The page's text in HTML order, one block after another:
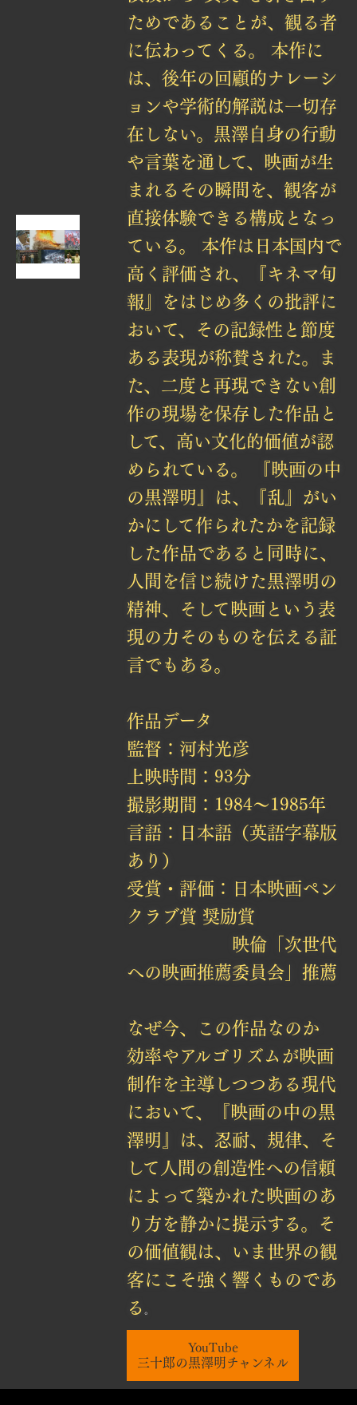
ためであることが、観る者
に伝わってくる。 本作に
は、後年の回顧的ナレーシ
ョンや学術的解説は一切存
在しない。黒澤自身の行動
や言葉を通して、映画が生
まれるその瞬間を、観客が
直接体験できる構成となっ
ている。 本作は日本国内で
高く評価され、『キネマ旬
報』をはじめ多くの批評に
おいて、その記録性と節度
ある表現が称賛された。ま
た、二度と再現できない創
作の現場を保存した作品と
して、高い文化的価値が認
められている。 『映画の中
の黒澤明』は、『乱』がい
かにして作られたかを記録
した作品であると同時に、
人間を信じ続けた黒澤明の
精神、そして映画という表
現の力そのものを伝える証
言でもある。
作品データ
監督：河村光彦
上映時間：93分
撮影期間：1984〜1985年
言語：日本語（英語字幕版
あり）
受賞・評価：日本映画ペン
クラブ賞 奨励賞
映倫「次世代
への映画推薦委員会」推薦
なぜ今、この作品なのか
効率やアルゴリズムが映画
制作を主導しつつある現代
において、『映画の中の黒
澤明』は、忍耐、規律、そ
して人間の創造性への信頼
によって築かれた映画のあ
り方を静かに提示する。そ
の価値観は、いま世界の観
客にこそ強く響くものであ
る 。
YouTube
三十郎の黒澤明チャンネル